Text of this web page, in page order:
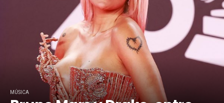
MÚSICA